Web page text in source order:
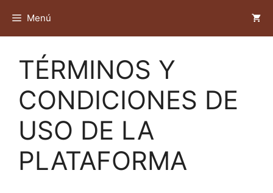
contenido
Menú
TÉRMINOS Y
CONDICIONES DE
USO DE LA
PLATAFORMA